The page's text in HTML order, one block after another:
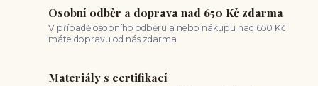
Osobní odběr a doprava nad 650 Kč zdarma
V případě osobního odběru a nebo nákupu nad 650 Kč
máte dopravu od nás zdarma
Materiály s certifikací